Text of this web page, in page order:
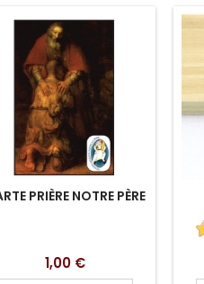
PRIÈRE NOTRE PÈRE
Prix
1,00 €